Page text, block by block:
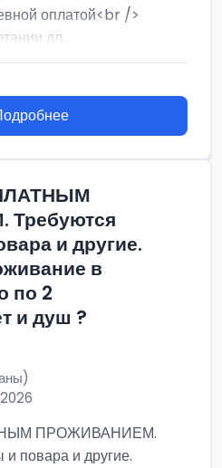
оплатой<br />
дл...
и другие.
в
по 2
и душ ?
ПРОЖИВАНИЕМ.
повара и другие.